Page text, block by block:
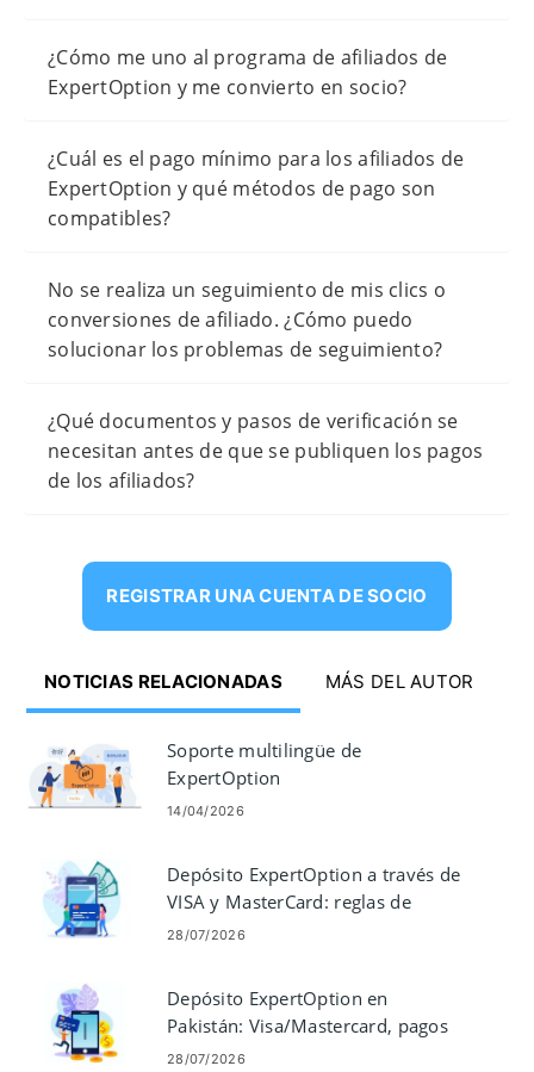
¿Cómo me uno al programa de afiliados de
ExpertOption y me convierto en socio?
¿Cuál es el pago mínimo para los afiliados de
ExpertOption y qué métodos de pago son
compatibles?
No se realiza un seguimiento de mis clics o
conversiones de afiliado. ¿Cómo puedo
solucionar los problemas de seguimiento?
¿Qué documentos y pasos de verificación se
necesitan antes de que se publiquen los pagos
de los afiliados?
REGISTRAR UNA CUENTA DE SOCIO
NOTICIAS RELACIONADAS MÁS DEL AUTOR
Soporte multilingüe de
ExpertOption
14/04/2026
Depósito ExpertOption a través de
VISA y MasterCard: reglas de
financiación con tarjeta
28/07/2026
Depósito ExpertOption en
Pakistán: Visa/Mastercard, pagos
electrónicos y criptomonedas
28/07/2026